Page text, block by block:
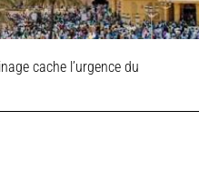
cache l’urgence du